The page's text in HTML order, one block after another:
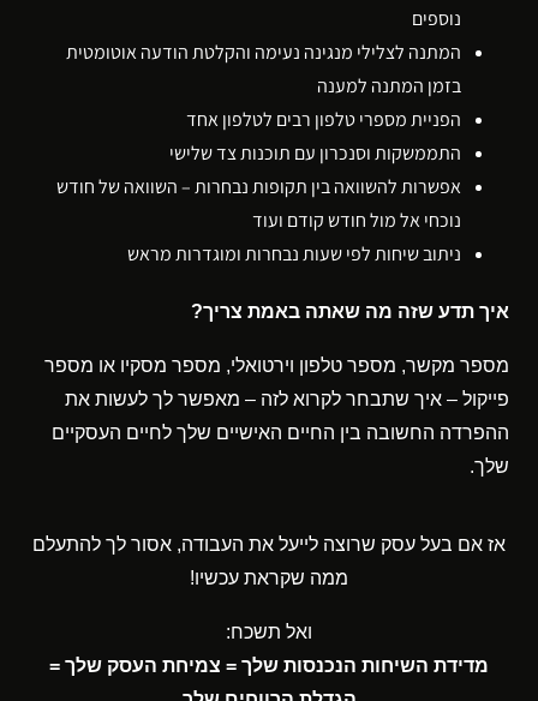
נוספים
המתנה לצלילי מנגינה נעימה והקלטת הודעה אוטומטית
בזמן המתנה למענה
הפניית מספרי טלפון רבים לטלפון אחד
התממשקות וסנכרון עם תוכנות צד שלישי
אפשרות להשוואה בין תקופות נבחרות – השוואה של חודש
נוכחי אל מול חודש קודם ועוד
ניתוב שיחות לפי שעות נבחרות ומוגדרות מראש
איך תדע שזה מה שאתה באמת צריך?
מספר מקשר, מספר טלפון וירטואלי, מספר מסקיו או מספר
פייקול – איך שתבחר לקרוא לזה – מאפשר לך לעשות את
ההפרדה החשובה בין החיים האישיים שלך לחיים העסקיים
שלך.
אז אם בעל עסק שרוצה לייעל את העבודה, אסור לך להתעלם
ממה שקראת עכשיו!
ואל תשכח:
מדידת השיחות הנכנסות שלך = צמיחת העסק שלך =